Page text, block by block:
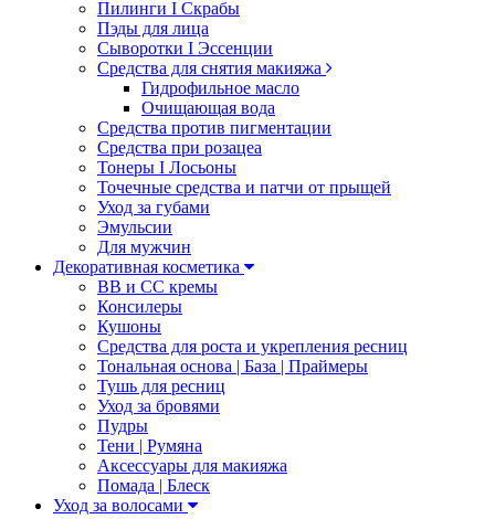
Пилинги I Cкрабы
Пэды для лица
Сыворотки I Эссенции
Средства для снятия макияжа
Гидрофильное масло
Очищающая вода
Средства против пигментации
Средства при розацеа
Тонеры I Лосьоны
Точечные средства и патчи от прыщей
Уход за губами
Эмульсии
Для мужчин
Декоративная косметика
ВВ и СС кремы
Консилеры
Кушоны
Средства для роста и укрепления ресниц
Тональная основа | База | Праймеры
Тушь для ресниц
Уход за бровями
Пудры
Тени | Румяна
Аксессуары для макияжа
Помада | Блеск
Уход за волосами